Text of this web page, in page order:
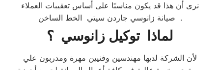
نرى أن هذا قد يكون مناسبًا على أساس تعقيبات العملاء
. صيانة زانوسي جاردن سيتي الخط الساخن
لماذا توكيل زانوسي ؟
لأن الشركة لديها مهندسين وفنيين مهرة ومدربون علي